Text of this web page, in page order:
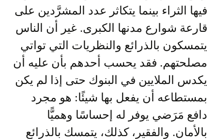
فيها الثراء بينما يتكاثر عدد المشرَّدين على
قارعة شوارع مدنها الكبرى. غير أن الناس
يتمسكون بالذرائع والنظريات التي تواتي
مصلحتهم. فقد يحسب أحدهم بأن عليه أن
يكدس الملايين في البنوك حتى إذا لم يكن
بمستطاعه أن يفعل بها شيئًا: هو مجرد
دافع مَرَضي يوفر له إحساسًا وهميًّا
بالأمان. والفقير، كذلك، يتمسك بالذرائع